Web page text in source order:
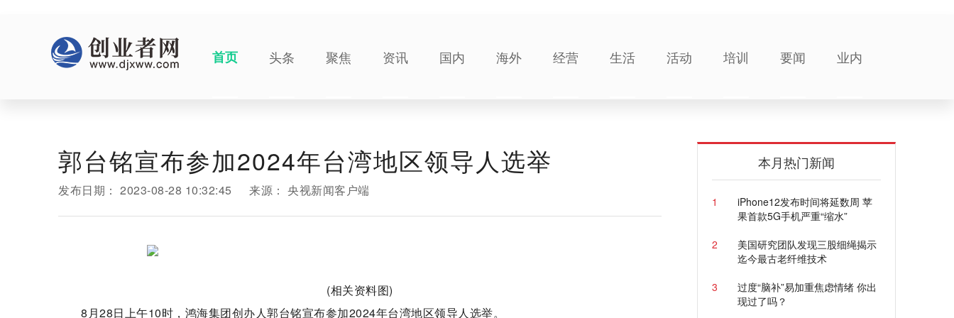
首页 头条 聚焦 资讯 国内 海外 经营 生活 活动 培训 要闻 业内
郭台铭宣布参加2024年台湾地区领导人选举
发布日期： 2023-08-28 10:32:45 来源： 央视新闻客户端
(相关资料图)
8月28日上午10时，鸿海集团创办人郭台铭宣布参加2024年台湾地区领导人选举。
本月热门新闻
1
iPhone12发布时间将延数周 苹
果首款5G手机严重“缩水”
2
美国研究团队发现三股细绳揭示
迄今最古老纤维技术
3
过度“脑补”易加重焦虑情绪 你出
现过了吗？